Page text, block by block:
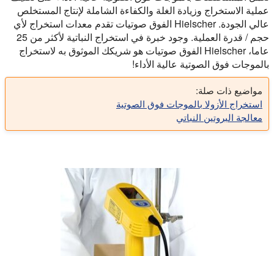
عملية الاستخراج وزيادة الغلة والكفاءة الشاملة لإنتاج المستخلص
عالي الجودة. Hielscher الفوق صوتيات تقدم معدات استخراج لأي
حجم / قدرة العملية. وجود خبرة في استخراج النباتية لأكثر من 25
عاما، Hielscher الفوق صوتيات هو شريكك الموثوق به لاستخراج
بالموجات فوق الصوتية عالية الأداء!
مواضيع ذات صلة:
استخراج الأزولا بالموجات فوق الصوتية
معالجة البروتين النباتي